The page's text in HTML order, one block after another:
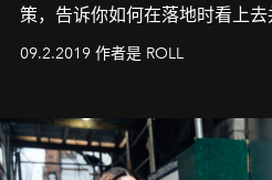
策，告诉你如何在落地时看上
09.2.2019 作者是 ROLL